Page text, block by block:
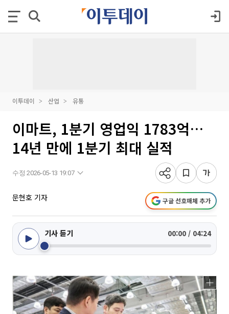
이투데이 산업 유통
이마트, 1분기 영업익 1783억…
14년 만에 1분기 최대 실적
수정 2026-05-13 19:07
문현호 기자 구글 선호매체 추가
기사 듣기 00:00 / 04:24